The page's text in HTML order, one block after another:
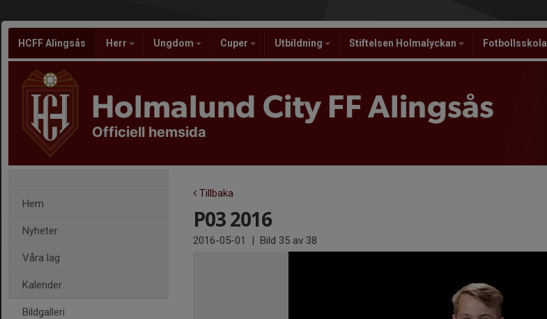
HCFF Alingsås Herr Ungdom Cuper Utbildning Stiftelsen Holmalyckan Fotbollsskola
Holmalund City FF Alingsås
Officiell hemsida
Hem
Nyheter
Våra lag
Kalender
Bildgalleri
Tillbaka
P03 2016
2016-05-01 | Bild 35 av 38